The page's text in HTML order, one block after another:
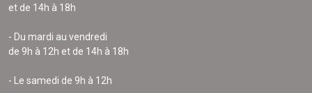
et de 14h à 18h
- Du mardi au vendredi
de 9h à 12h et de 14h à 18h
- Le samedi de 9h à 12h